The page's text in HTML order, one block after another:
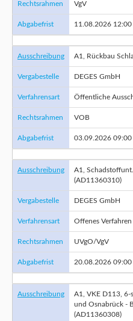
Rechtsrahmen VgV
Abgabefrist 11.08.2026 12:00
Ausschreibung A1, Rückbau
Vergabestelle DEGES GmbH
Verfahrensart Öffentliche
Rechtsrahmen VOB
Abgabefrist 03.09.2026 09:00
Ausschreibung
A1,
(AD11360310)
Vergabestelle DEGES GmbH
Verfahrensart Offenes Verfahren
Rechtsrahmen UVgO/VgV
Abgabefrist 20.08.2026 09:00
Ausschreibung
A1, VKE D113, 6-
und Osnabrück -
(AD11360308)